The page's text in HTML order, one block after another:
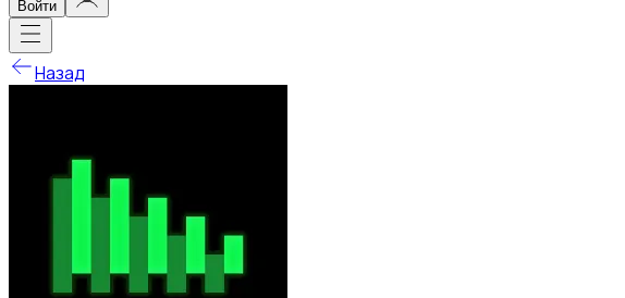
Войти
Назад